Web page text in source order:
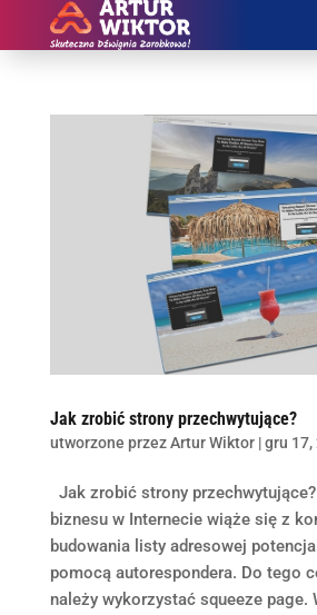
Jak zrobić strony przechwytujące?
utworzone przezArtur Wiktor|gru 17,
Jak zrobić strony
biznesu w Internecie wiąże się z
budowania listy adresowej
pomocą autorespondera. Do tego
należy wykorzystać squeeze page.